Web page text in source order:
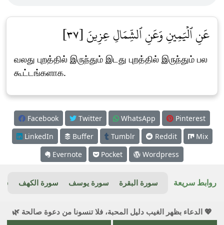
عَنِ ٱلۡيَمِينِ وَعَنِ ٱلشِّمَالِ عِزِينَ [٣٧]
வலது புறத்தில் இருந்தும் இடது புறத்தில் இருந்தும் பல
கூட்டங்களாக.
Facebook Twitter WhatsApp
Pinterest
LinkedIn
Buffer Tumblr Reddit
Mix
Evernote
Pocket Wordpress
روابط سريعة سورة البقرة سورة يوسف سورة الكهف
💖 الدعاء بظهر الغيب دليل المحبة، فلا تنسونا من دعوة صالحة 🌿